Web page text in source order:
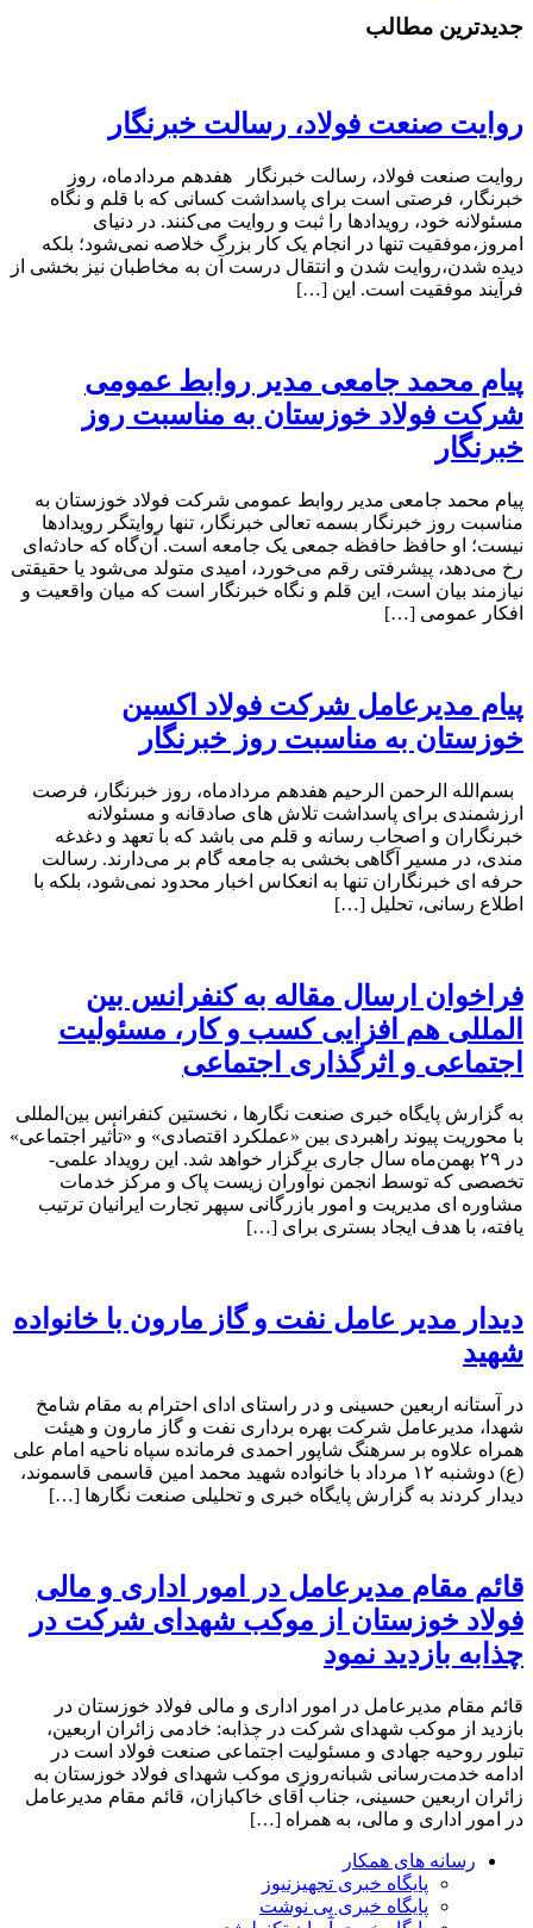
جدیدترین مطالب
روایت صنعت فولاد،‌ رسالت خبرنگار
روایت صنعت فولاد،‌ رسالت خبرنگار هفدهم مردادماه، روز
خبرنگار، فرصتی است برای پاسداشت کسانی که با قلم و نگاه
مسئولانه خود، رویدادها را ثبت و روایت می‌کنند. در دنیای
امروز،موفقیت تنها در انجام یک کار بزرگ خلاصه نمی‌شود؛ بلکه
دیده شدن،روایت شدن و انتقال درست آن به مخاطبان نیز بخشی از
فرآیند موفقیت است. این […]
پیام محمد جامعی مدیر روابط عمومی
شرکت فولاد خوزستان به مناسبت روز
خبرنگار
پیام محمد جامعی مدیر روابط عمومی شرکت فولاد خوزستان به
مناسبت روز خبرنگار بسمه تعالی خبرنگار، تنها روایتگر رویدادها
نیست؛ او حافظ حافظه جمعی یک جامعه است. آن‌گاه که حادثه‌ای
رخ می‌دهد، پیشرفتی رقم می‌خورد، امیدی متولد می‌شود یا حقیقتی
نیازمند بیان است، این قلم و نگاه خبرنگار است که میان واقعیت و
افکار عمومی […]
پیام مدیرعامل شرکت فولاد اکسین
خوزستان به مناسبت روز خبرنگار
بسم‌الله الرحمن الرحیم هفدهم مردادماه، روز خبرنگار، فرصت
ارزشمندی برای پاسداشت تلاش‌ های صادقانه و مسئولانه
خبرنگاران و اصحاب رسانه و قلم می باشد که با تعهد و دغدغه‌
مندی، در مسیر آگاهی‌ بخشی به جامعه گام بر می‌دارند. رسالت
حرفه‌ ای خبرنگاران تنها به انعکاس اخبار محدود نمی‌شود، بلکه با
اطلاع رسانی، تحلیل […]
فراخوان ارسال مقاله به کنفرانس بین
المللی هم افزایی کسب و کار، مسئولیت
اجتماعی و اثرگذاری اجتماعی
به گزارش پایگاه خبری صنعت نگارها ، نخستین کنفرانس بین‌المللی
با محوریت پیوند راهبردی بین «عملکرد اقتصادی» و «تأثیر اجتماعی»
در ۲۹ بهمن‌ماه سال جاری برگزار خواهد شد. این رویداد علمی-
تخصصی که توسط انجمن نوآوران زیست پاک و مرکز خدمات
مشاوره ای مدیریت و امور بازرگانی سپهر تجارت ایرانیان ترتیب
یافته، با هدف ایجاد بستری برای […]
دیدار مدیر عامل نفت و گاز مارون با خانواده
شهید
در آستانه اربعین حسینی و در راستای ادای احترام به مقام شامخ
شهدا، مدیرعامل شرکت بهره برداری نفت و گاز مارون و هیئت
همراه علاوه بر سرهنگ شاپور احمدی فرمانده سپاه ناحیه امام علی
(ع) دوشنبه ۱۲ مرداد با خانواده شهید محمد امین قاسمی قاسموند،
دیدار کردند به گزارش پایگاه خبری و تحلیلی صنعت نگارها […]
قائم مقام مدیرعامل در امور اداری و مالی
فولاد خوزستان از موکب شهدای شرکت در
چذابه بازدید نمود
قائم مقام مدیرعامل در امور اداری و مالی فولاد خوزستان در
بازدید از موکب شهدای شرکت در چذابه: خادمی زائران اربعین،
تبلور روحیه جهادی و مسئولیت اجتماعی صنعت فولاد است در
ادامه خدمت‌رسانی شبانه‌روزی موکب شهدای فولاد خوزستان به
زائران اربعین حسینی، جناب آقای خاکبازان، قائم مقام مدیرعامل
در امور اداری و مالی، به همراه […]
رسانه های همکار
پایگاه خبری تجهیزنیوز
پایگاه خبری پی نوشت